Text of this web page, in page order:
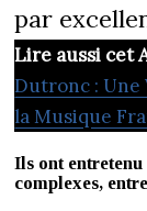
par
Lire aussi cet
Dutronc : Une
la Musique
Ils ont
complexes,